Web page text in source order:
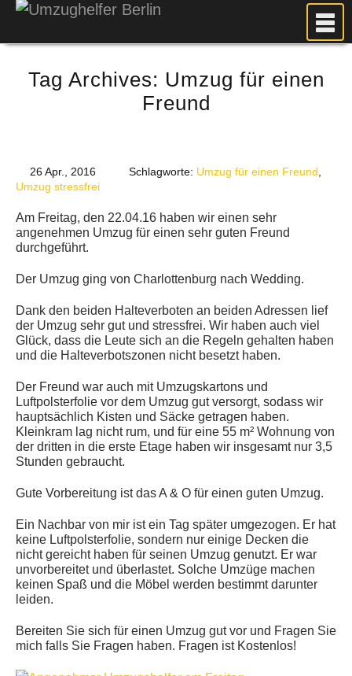
PREISE
ANFRAGE
WEITERE DIENSTLEISTUNGEN
AKTUELLES
BLOG
Tag Archives: Umzug für einen
Freund
26 Apr., 2016 Schlagworte: Umzug für einen Freund
Umzug stressfrei
Am Freitag, den 22.04.16 haben wir einen sehr
angenehmen Umzug für einen sehr guten Freund
durchgeführt.
Der Umzug ging von Charlottenburg nach Wedding.
Dank den beiden Halteverboten an beiden Adressen lief
der Umzug sehr gut und stressfrei. Wir haben auch viel
Glück, dass die Leute sich an die Regeln gehalten haben
und die Halteverbotszonen nicht besetzt haben.
Der Freund war auch mit Umzugskartons und
Luftpolsterfolie vor dem Umzug gut versorgt, sodass wir
hauptsächlich Kisten und Säcke getragen haben.
Kleinkram lag nicht rum, und für eine 55 m² Wohnung von
der dritten in die erste Etage haben wir insgesamt nur 3,5
Stunden gebraucht.
Gute Vorbereitung ist das A & O für einen guten Umzug.
Ein Nachbar von mir ist ein Tag später umgezogen. Er hat
keine Luftpolsterfolie, sondern nur einige Decken die
nicht gereicht haben für seinen Umzug genutzt. Er war
unvorbereitet und überlastet. Solche Umzüge machen
keinen Spaß und die Möbel werden bestimmt darunter
leiden.
Bereiten Sie sich für einen Umzug gut vor und Fragen Sie
mich falls Sie Fragen haben. Fragen ist Kostenlos!